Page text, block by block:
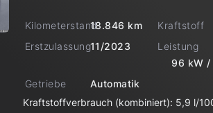
Kilometerstand18.846 km Kraftstoff
Erstzulassung11/2023 Leistung
96 kW /
Getriebe
Automatik
Kraftstoffverbrauch (kombiniert): 5,9 l/